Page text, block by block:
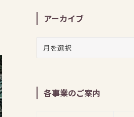
アーカイブ
ブ 各事業のご案内